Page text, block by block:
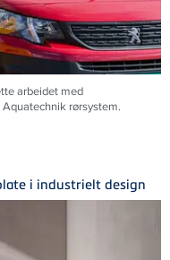
arbeidet med
rørsystem.
i industrielt design